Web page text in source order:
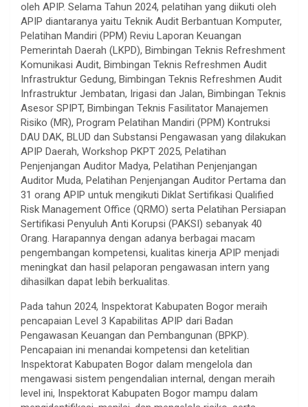
oleh APIP. Selama Tahun 2024, pelatihan yang diikuti oleh
APIP diantaranya yaitu Teknik Audit Berbantuan Komputer,
Pelatihan Mandiri (PPM) Reviu Laporan Keuangan
Pemerintah Daerah (LKPD), Bimbingan Teknis Refreshment
Komunikasi Audit, Bimbingan Teknis Refreshmen Audit
Infrastruktur Gedung, Bimbingan Teknis Refreshmen Audit
Infrastruktur Jembatan, Irigasi dan Jalan, Bimbingan Teknis
Asesor SPIPT, Bimbingan Teknis Fasilitator Manajemen
Risiko (MR), Program Pelatihan Mandiri (PPM) Kontruksi
DAU DAK, BLUD dan Substansi Pengawasan yang dilakukan
APIP Daerah, Workshop PKPT 2025, Pelatihan
Penjenjangan Auditor Madya, Pelatihan Penjenjangan
Auditor Muda, Pelatihan Penjenjangan Auditor Pertama dan
31 orang APIP untuk mengikuti Diklat Sertifikasi Qualified
Risk Management Office (QRMO) serta Pelatihan Persiapan
Sertifikasi Penyuluh Anti Korupsi (PAKSI) sebanyak 40
Orang. Harapannya dengan adanya berbagai macam
pengembangan kompetensi, kualitas kinerja APIP menjadi
meningkat dan hasil pelaporan pengawasan intern yang
dihasilkan dapat lebih berkualitas.
Pada tahun 2024, Inspektorat Kabupaten Bogor meraih
pencapaian Level 3 Kapabilitas APIP dari Badan
Pengawasan Keuangan dan Pembangunan (BPKP).
Pencapaian ini menandai kompetensi dan ketelitian
Inspektorat Kabupaten Bogor dalam mengelola dan
mengawasi sistem pengendalian internal, dengan meraih
level ini, Inspektorat Kabupaten Bogor mampu dalam